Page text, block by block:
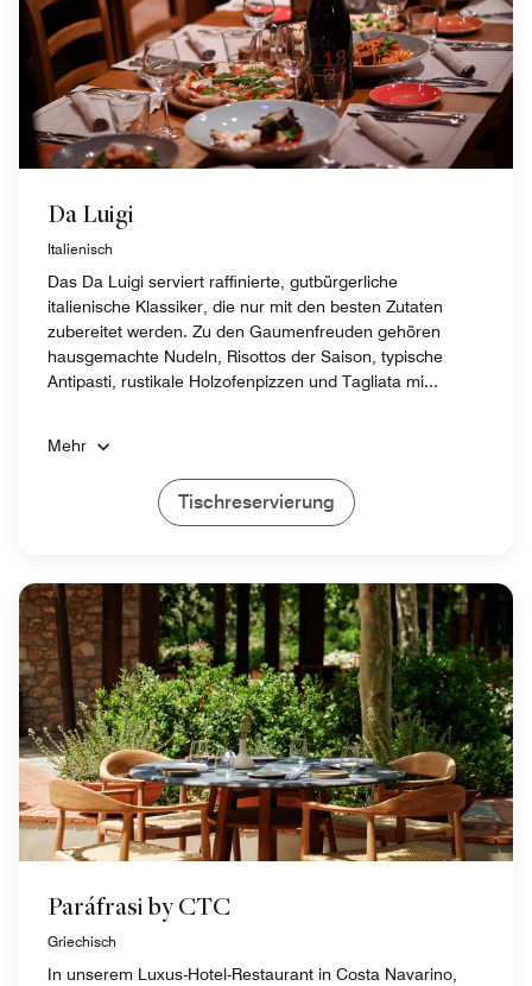
Da Luigi
Italienisch
Das Da Luigi serviert raffinierte, gutbürgerliche
italienische Klassiker, die nur mit den besten Zutaten
zubereitet werden. Zu den Gaumenfreuden gehören
hausgemachte Nudeln, Risottos der Saison, typische
Antipasti, rustikale Holzofenpizzen und Tagliata mi...
Mehr
Tischreservierung
Paráfrasi by CTC
Griechisch
In unserem Luxus-Hotel-Restaurant in Costa Navarino,